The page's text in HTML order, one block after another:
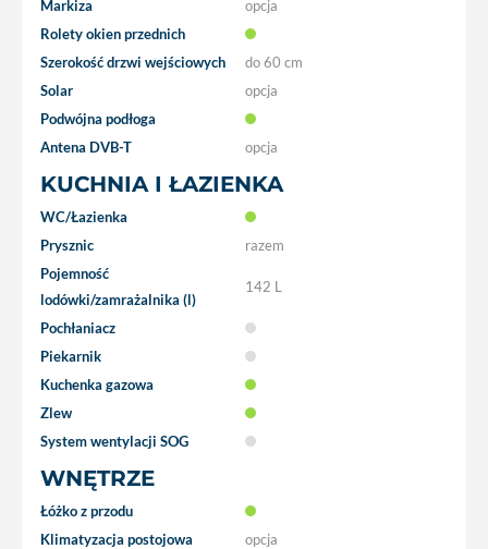
Markiza
opcja
Rolety okien przednich
Szerokość drzwi wejściowych
do 60 cm
Solar
opcja
Podwójna podłoga
Antena DVB-T
opcja
KUCHNIA I ŁAZIENKA
WC/Łazienka
Prysznic
razem
Pojemność
lodówki/zamrażalnika (l)
142 L
Pochłaniacz
Piekarnik
Kuchenka gazowa
Zlew
System wentylacji SOG
WNĘTRZE
Łóżko z przodu
Klimatyzacja postojowa
opcja